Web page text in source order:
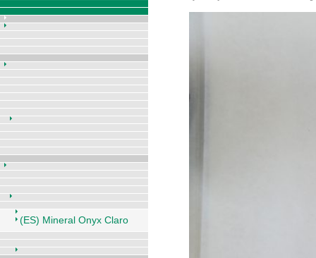
(ES) Mineral Onyx Claro